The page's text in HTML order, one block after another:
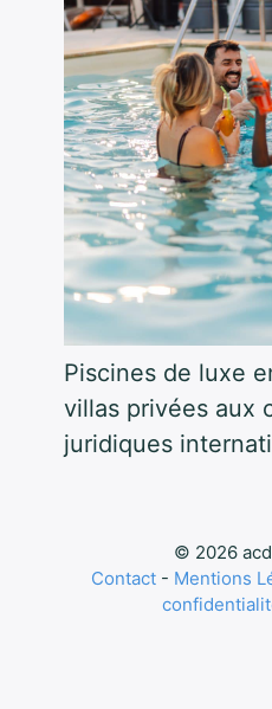
Piscines de luxe
villas privées aux
juridiques
© 2026
Contact- Mentions